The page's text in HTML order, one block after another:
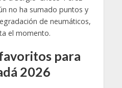
no ha sumado puntos y
de neumáticos,
el momento.
para
2026